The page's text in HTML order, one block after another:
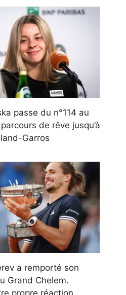
passe du n°114 au
de rêve jusqu’à
Garros
a remporté son
Grand Chelem.
propre réaction